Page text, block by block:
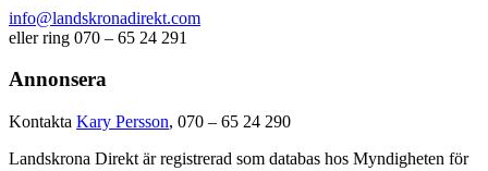
info@landskronadirekt.com
eller ring 070 – 65 24 291
Annonsera
Kontakta Kary Persson, 070 – 65 24 290
Landskrona Direkt är registrerad som databas hos Myndigheten för